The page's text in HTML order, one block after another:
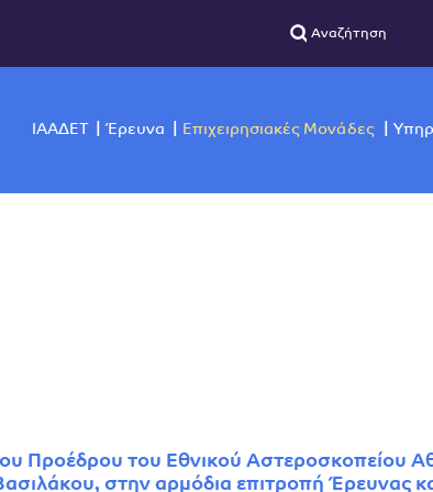
Προέδρου του Εθνικού Αστεροσκοπείου
στην αρμόδια επιτροπή Έρευνας